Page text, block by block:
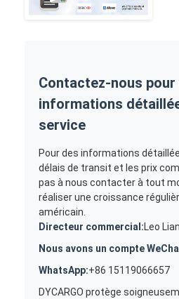
Contactez-nous pour
informations
service
Pour des informations
délais de transit et les prix
pas à nous contacter à tout
réaliser une croissance
américain.
Directeur commercial:Leo
Nous avons un compte
WhatsApp:+86 15119066657
DYCARGO protège